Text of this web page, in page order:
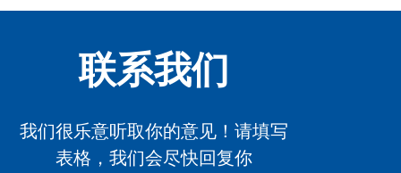
联系我们
我们很乐意听取你的意见！请填写
表格，我们会尽快回复你